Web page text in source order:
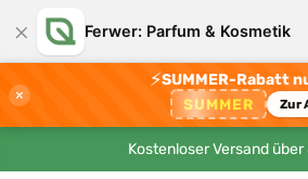
× Ferwer: Parfum & Kosmetik
×
⚡SUMMER-Rabatt
SUMMER Zur
Kostenloser Versand über